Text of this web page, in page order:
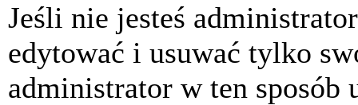
Jeśli nie jesteś
edytować i usuwać tylko
administrator w ten sposób